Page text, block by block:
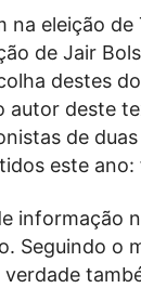
na eleição
de Jair
destes
autor deste
de
este ano:
informação
Seguindo o